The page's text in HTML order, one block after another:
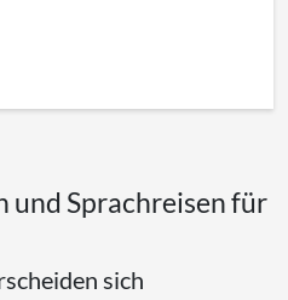
und Sprachreisen für
sich